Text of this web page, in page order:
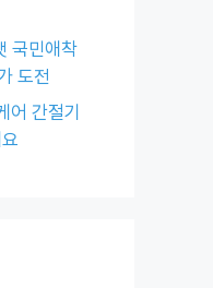
국민애착
도전
어 간절기